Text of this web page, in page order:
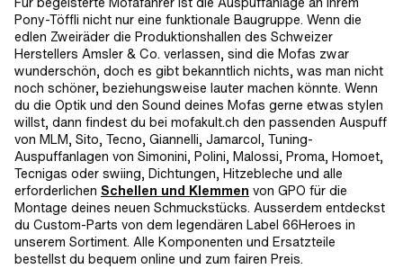
Pony-Töffli nicht nur eine funktionale Baugruppe. Wenn die
edlen Zweiräder die Produktionshallen des Schweizer
Herstellers Amsler & Co. verlassen, sind die Mofas zwar
wunderschön, doch es gibt bekanntlich nichts, was man nicht
noch schöner, beziehungsweise lauter machen könnte. Wenn
du die Optik und den Sound deines Mofas gerne etwas stylen
willst, dann findest du bei mofakult.ch den passenden Auspuff
von MLM, Sito, Tecno, Giannelli, Jamarcol, Tuning-
Auspuffanlagen von Simonini, Polini, Malossi, Proma, Homoet,
Tecnigas oder swiing, Dichtungen, Hitzebleche und alle
erforderlichen Schellen und Klemmen von GPO für die
Montage deines neuen Schmuckstücks. Ausserdem entdeckst
du Custom-Parts von dem legendären Label 66Heroes in
unserem Sortiment. Alle Komponenten und Ersatzteile
bestellst du bequem online und zum fairen Preis.